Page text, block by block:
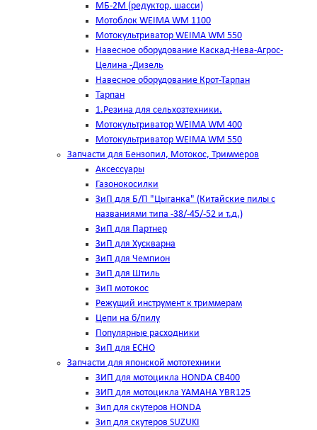
МБ-2М (редуктор, шасси)
Мотоблок WEIMA WM 1100
Мотокультриватор WEIMA WM 550
Навесное оборудование Каскад-Нева-Агрос-
Целина -Дизель
Навесное оборудование Крот-Тарпан
Тарпан
1.Резина для сельхозтехники.
Мотокультриватор WEIMA WM 400
Мотокультриватор WEIMA WM 550
Запчасти для Бензопил, Мотокос, Триммеров
Аксессуары
Газонокосилки
ЗиП для Б/П "Цыганка" (Китайские пилы с
названиями типа -38/-45/-52 и т.д.)
ЗиП для Партнер
ЗиП для Хускварна
ЗиП для Чемпион
ЗиП для Штиль
ЗиП мотокос
Режущий инструмент к триммерам
Цепи на б/пилу
Популярные расходники
ЗиП для ЕСНО
Запчасти для японской мототехники
ЗИП для мотоцикла HONDA CB400
ЗИП для мотоцикла YAMAHA YBR125
Зип для скутеров HONDA
Зип для скутеров SUZUKI